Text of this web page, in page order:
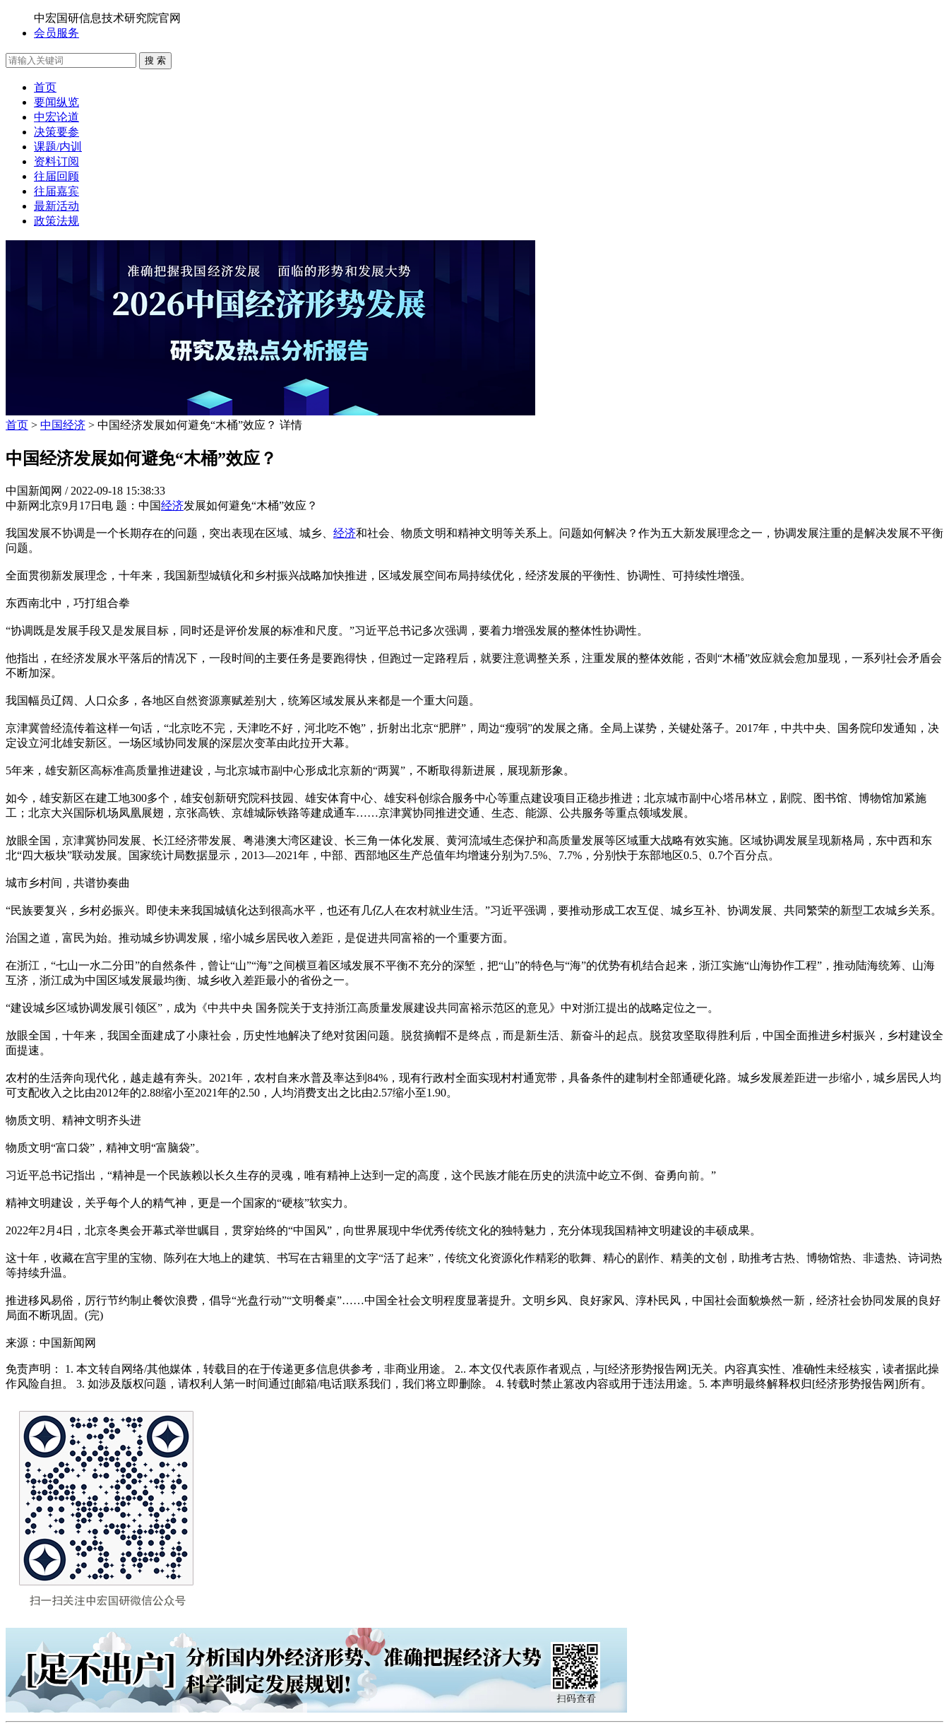
中宏国研信息技术研究院官网
会员服务
搜 索
首页
要闻纵览
中宏论道
决策要参
课题/内训
资料订阅
往届回顾
往届嘉宾
最新活动
政策法规
首页 > 中国经济 > 中国经济发展如何避免“木桶”效应？ 详情
中国经济发展如何避免“木桶”效应？
中国新闻网 / 2022-09-18 15:38:33
中新网北京9月17日电 题：中国经济发展如何避免“木桶”效应？
我国发展不协调是一个长期存在的问题，突出表现在区域、城乡、 经济和社会、物质文明和精神文明等关系上。问题如何解决？作为五大新发展理念之一，协调发展注重的是解决发展不平衡
问题。
全面贯彻新发展理念，十年来，我国新型城镇化和乡村振兴战略加快推进，区域发展空间布局持续优化，经济发展的平衡性、协调性、可持续性增强。
东西南北中，巧打组合拳
“协调既是发展手段又是发展目标，同时还是评价发展的标准和尺度。”习近平总书记多次强调，要着力增强发展的整体性协调性。
他指出，在经济发展水平落后的情况下，一段时间的主要任务是要跑得快，但跑过一定路程后，就要注意调整关系，注重发展的整体效能，否则“木桶”效应就会愈加显现，一系列社会矛盾会
不断加深。
我国幅员辽阔、人口众多，各地区自然资源禀赋差别大，统筹区域发展从来都是一个重大问题。
京津冀曾经流传着这样一句话，“北京吃不完，天津吃不好，河北吃不饱”，折射出北京“肥胖”，周边“瘦弱”的发展之痛。全局上谋势，关键处落子。2017年，中共中央、国务院印发通知，决
定设立河北雄安新区。一场区域协同发展的深层次变革由此拉开大幕。
5年来，雄安新区高标准高质量推进建设，与北京城市副中心形成北京新的“两翼”，不断取得新进展，展现新形象。
如今，雄安新区在建工地300多个，雄安创新研究院科技园、雄安体育中心、雄安科创综合服务中心等重点建设项目正稳步推进；北京城市副中心塔吊林立，剧院、图书馆、博物馆加紧施
工；北京大兴国际机场凤凰展翅，京张高铁、京雄城际铁路等建成通车……京津冀协同推进交通、生态、能源、公共服务等重点领域发展。
放眼全国，京津冀协同发展、长江经济带发展、粤港澳大湾区建设、长三角一体化发展、黄河流域生态保护和高质量发展等区域重大战略有效实施。区域协调发展呈现新格局，东中西和东
北“四大板块”联动发展。国家统计局数据显示，2013—2021年，中部、西部地区生产总值年均增速分别为7.5%、7.7%，分别快于东部地区0.5、0.7个百分点。
城市乡村间，共谱协奏曲
“民族要复兴，乡村必振兴。即使未来我国城镇化达到很高水平，也还有几亿人在农村就业生活。”习近平强调，要推动形成工农互促、城乡互补、协调发展、共同繁荣的新型工农城乡关系。
治国之道，富民为始。推动城乡协调发展，缩小城乡居民收入差距，是促进共同富裕的一个重要方面。
在浙江，“七山一水二分田”的自然条件，曾让“山”“海”之间横亘着区域发展不平衡不充分的深堑，把“山”的特色与“海”的优势有机结合起来，浙江实施“山海协作工程”，推动陆海统筹、山海
互济，浙江成为中国区域发展最均衡、城乡收入差距最小的省份之一。
“建设城乡区域协调发展引领区”，成为《中共中央 国务院关于支持浙江高质量发展建设共同富裕示范区的意见》中对浙江提出的战略定位之一。
放眼全国，十年来，我国全面建成了小康社会，历史性地解决了绝对贫困问题。脱贫摘帽不是终点，而是新生活、新奋斗的起点。脱贫攻坚取得胜利后，中国全面推进乡村振兴，乡村建设全
面提速。
农村的生活奔向现代化，越走越有奔头。2021年，农村自来水普及率达到84%，现有行政村全面实现村村通宽带，具备条件的建制村全部通硬化路。城乡发展差距进一步缩小，城乡居民人均
可支配收入之比由2012年的2.88缩小至2021年的2.50，人均消费支出之比由2.57缩小至1.90。
物质文明、精神文明齐头进
物质文明“富口袋”，精神文明“富脑袋”。
习近平总书记指出，“精神是一个民族赖以长久生存的灵魂，唯有精神上达到一定的高度，这个民族才能在历史的洪流中屹立不倒、奋勇向前。”
精神文明建设，关乎每个人的精气神，更是一个国家的“硬核”软实力。
2022年2月4日，北京冬奥会开幕式举世瞩目，贯穿始终的“中国风”，向世界展现中华优秀传统文化的独特魅力，充分体现我国精神文明建设的丰硕成果。
这十年，收藏在宫宇里的宝物、陈列在大地上的建筑、书写在古籍里的文字“活了起来”，传统文化资源化作精彩的歌舞、精心的剧作、精美的文创，助推考古热、博物馆热、非遗热、诗词热
等持续升温。
推进移风易俗，厉行节约制止餐饮浪费，倡导“光盘行动”“文明餐桌”……中国全社会文明程度显著提升。文明乡风、良好家风、淳朴民风，中国社会面貌焕然一新，经济社会协同发展的良好
局面不断巩固。(完)
来源：中国新闻网
免责声明： 1. 本文转自网络/其他媒体，转载目的在于传递更多信息供参考，非商业用途。 2.. 本文仅代表原作者观点，与[经济形势报告网]无关。内容真实性、准确性未经核实，读者据此操
作风险自担。 3. 如涉及版权问题，请权利人第一时间通过[邮箱/电话]联系我们，我们将立即删除。 4. 转载时禁止篡改内容或用于违法用途。5. 本声明最终解释权归[经济形势报告网]所有。